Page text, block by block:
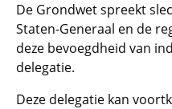
De Grondwet spreekt
Staten-Generaal en de
deze bevoegdheid van
delegatie.
Deze delegatie kan